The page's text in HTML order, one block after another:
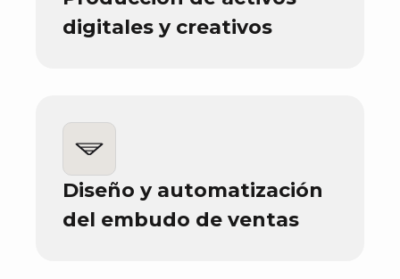
digitales y creativos
Diseño y automatización
del embudo de ventas